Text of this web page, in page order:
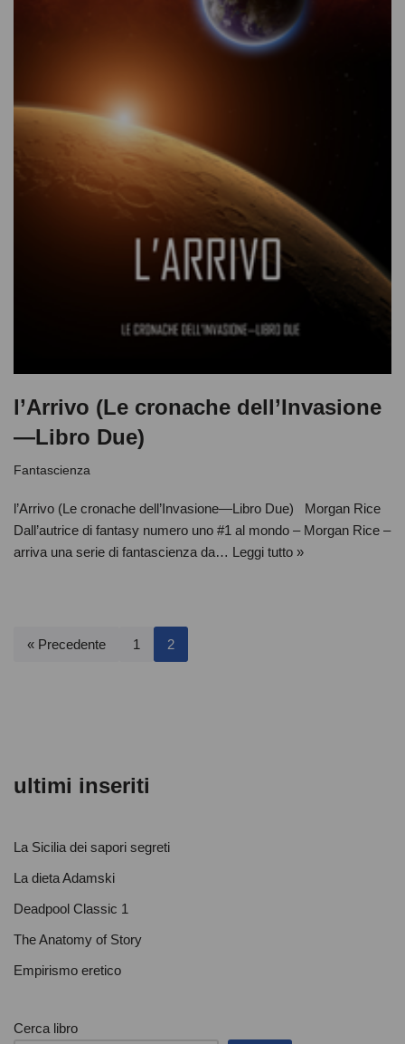
l’Arrivo (Le cronache dell’Invasione
—Libro Due)
Fantascienza
l’Arrivo (Le cronache dell’Invasione—Libro Due) Morgan Rice
Dall’autrice di fantasy numero uno #1 al mondo – Morgan Rice –
arriva una serie di fantascienza da… Leggi tutto »
« Precedente 1 2
ultimi inseriti
La Sicilia dei sapori segreti
La dieta Adamski
Deadpool Classic 1
The Anatomy of Story
Empirismo eretico
Cerca libro